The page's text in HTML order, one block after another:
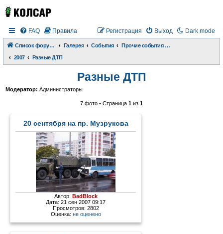
Dark mode
FAQ Правила Выход
Регистрация
Список форумов Галерея События
Прочие события и происшествия
2007
Разные ДТП
Разные ДТП
Модератор: Администраторы
7 фото • Страница 1 из 1
20 сентября на пр. Музрукова
Автор: BadBlock
Дата: 21 сен 2007 09:17
Просмотров: 2802
Оценка: не оценено